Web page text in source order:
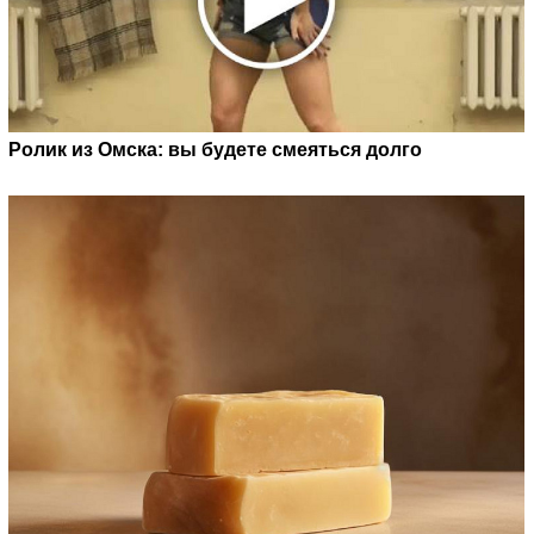
Ролик из Омска: вы будете смеяться долго